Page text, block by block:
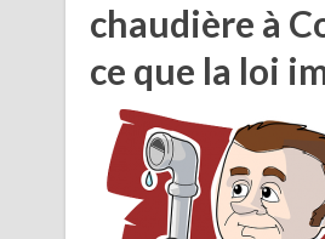
chaudière à
ce que la loi